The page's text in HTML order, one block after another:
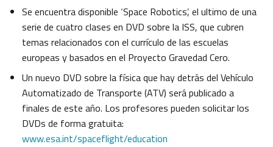
Se encuentra disponible ‘Space Robotics’, el ultimo de una
serie de cuatro clases en DVD sobre la ISS, que cubren
temas relacionados con el currículo de las escuelas
europeas y basados en el Proyecto Gravedad Cero.
Un nuevo DVD sobre la física que hay detrás del Vehículo
Automatizado de Transporte (ATV) será publicado a
finales de este año. Los profesores pueden solicitar los
DVDs de forma gratuita:
www.esa.int/spaceflight/education